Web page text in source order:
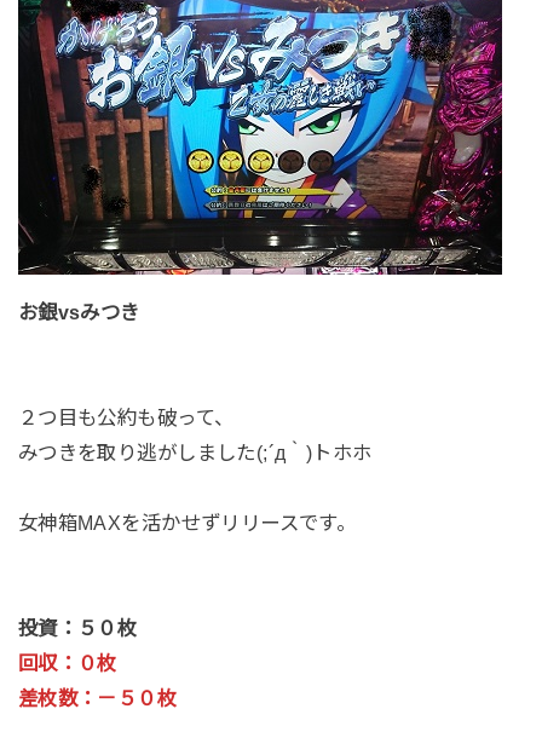
お銀vsみつき
２つ目も公約も破って、
みつきを取り逃がしました(;´д｀)トホホ
女神箱MAXを活かせずリリースです。
投資：５０枚
回収：０枚
差枚数：－５０枚